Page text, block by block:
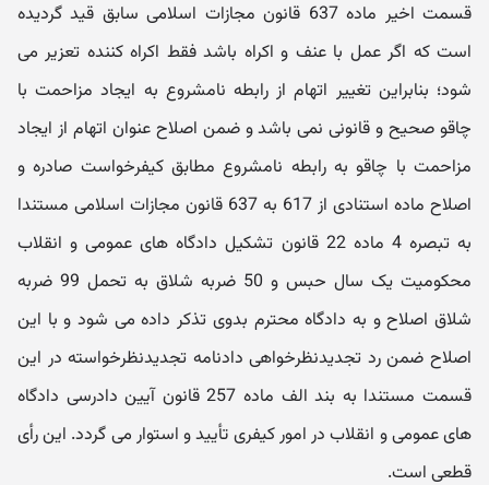
قسمت اخیر ماده 637 قانون مجازات اسلامی سابق قید گردیده
است که اگر عمل با عنف و اکراه باشد فقط اکراه کننده تعزیر می
شود؛ بنابراین تغییر اتهام از رابطه نامشروع به ایجاد مزاحمت با
چاقو صحیح و قانونی نمی باشد و ضمن اصلاح عنوان اتهام از ایجاد
مزاحمت با چاقو به رابطه نامشروع مطابق کیفرخواست صادره و
اصلاح ماده استنادی از 617 به 637 قانون مجازات اسلامی مستندا
به تبصره 4 ماده 22 قانون تشکیل دادگاه های عمومی و انقلاب
محکومیت یک سال حبس و 50 ضربه شلاق به تحمل 99 ضربه
شلاق اصلاح و به دادگاه محترم بدوی تذکر داده می شود و با این
اصلاح ضمن رد تجدیدنظرخواهی دادنامه تجدیدنظرخواسته در این
قسمت مستندا به بند الف ماده 257 قانون آیین دادرسی دادگاه
های عمومی و انقلاب در امور کیفری تأیید و استوار می گردد. این رأی
قطعی است.